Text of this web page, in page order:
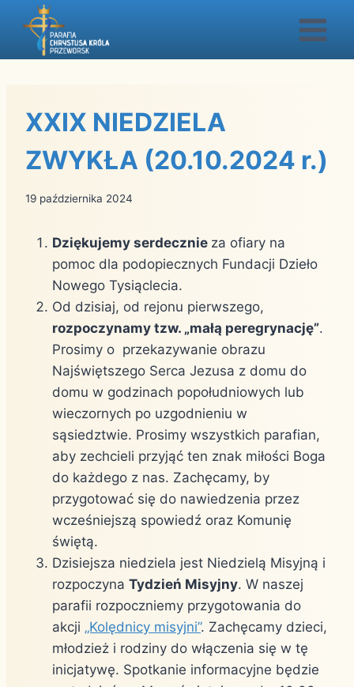
Przejdź
XXIX NIEDZIELA
ZWYKŁA (20.10.2024 r.)
19 października 2024
Dziękujemy serdecznie za ofiary na
pomoc dla podopiecznych Fundacji Dzieło
Nowego Tysiąclecia.
Od dzisiaj, od rejonu pierwszego,
rozpoczynamy tzw. „małą peregrynację”.
Prosimy o przekazywanie obrazu
Najświętszego Serca Jezusa z domu do
domu w godzinach popołudniowych lub
wieczornych po uzgodnieniu w
sąsiedztwie. Prosimy wszystkich parafian,
aby zechcieli przyjąć ten znak miłości Boga
do każdego z nas. Zachęcamy, by
przygotować się do nawiedzenia przez
wcześniejszą spowiedź oraz Komunię
świętą.
Dzisiejsza niedziela jest Niedzielą Misyjną i
rozpoczyna Tydzień Misyjny. W naszej
parafii rozpoczniemy przygotowania do
akcji „Kolędnicy misyjni”. Zachęcamy dzieci,
młodzież i rodziny do włączenia się w tę
inicjatywę. Spotkanie informacyjne będzie